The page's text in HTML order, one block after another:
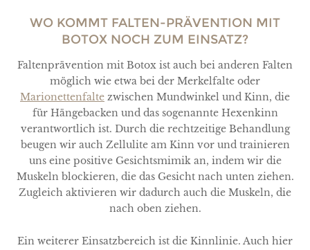
WO KOMMT FALTEN-PRÄVENTION MIT
BOTOX NOCH ZUM EINSATZ?
Faltenprävention mit Botox ist auch bei anderen Falten
möglich wie etwa bei der Merkelfalte oder
Marionettenfalte zwischen Mundwinkel und Kinn, die
für Hängebacken und das sogenannte Hexenkinn
verantwortlich ist. Durch die rechtzeitige Behandlung
beugen wir auch Zellulite am Kinn vor und trainieren
uns eine positive Gesichtsmimik an, indem wir die
Muskeln blockieren, die das Gesicht nach unten ziehen.
Zugleich aktivieren wir dadurch auch die Muskeln, die
nach oben ziehen.
Ein weiterer Einsatzbereich ist die Kinnlinie. Auch hier